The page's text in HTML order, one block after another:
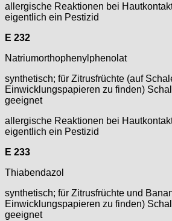
allergische Reaktionen bei
eigentlich ein Pestizid
E 232
Natriumorthophenylphenolat
synthetisch; für Zitrusfrüchte (auf
Einwicklungspapieren zu finden)
geeignet
allergische Reaktionen bei
eigentlich ein Pestizid
E 233
Thiabendazol
synthetisch; für Zitrusfrüchte und
Einwicklungspapieren zu finden)
geeignet